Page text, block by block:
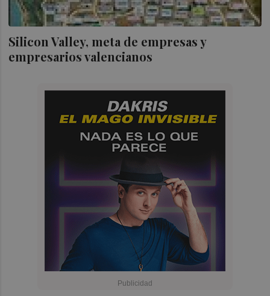
Silicon Valley, meta de empresas y
empresarios valencianos